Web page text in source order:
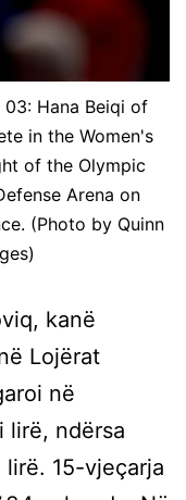
03: Hana Beiqi of
in the Women's
of the Olympic
Arena on
(Photo by Quinn
kanë
Lojërat
në
lirë, ndërsa
15-vjeçarja